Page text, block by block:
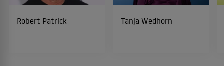
Robert Patrick Tanja Wedhorn